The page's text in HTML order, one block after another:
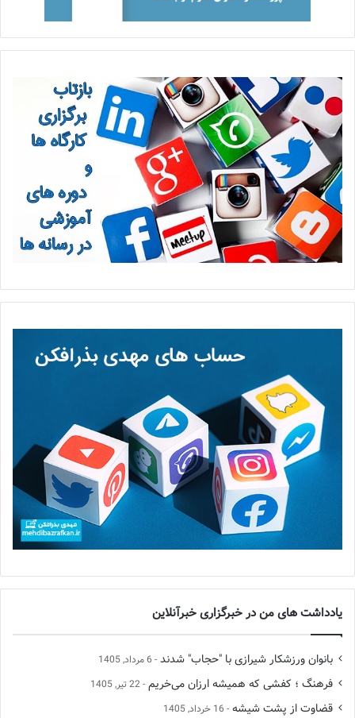
یادداشت های من در خبرگزاری خبرآنلاین
بانوان ورزشکار شیرازی با "حجاب" شدند 6 مرداد, 1405
فرهنگ ؛ کفشی که همیشه ارزان می‌خریم 22 تیر, 1405
قضاوت از پشت شیشه 16 خرداد, 1405